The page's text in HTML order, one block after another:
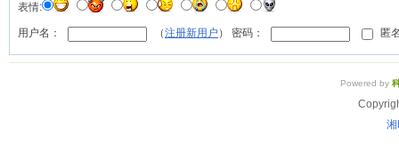
表情:
用户名： （注册新用户 ） 密码： 匿
Powered by